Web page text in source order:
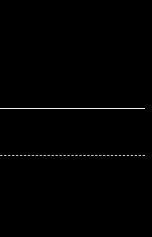
广东省汕尾市城区香洲街道园林社区翠园街万国售后服务中心（需提前预约）
广东省深圳市罗湖区深南东路5001号华润大厦17层1701室万国售后服务中心（需提前预约）